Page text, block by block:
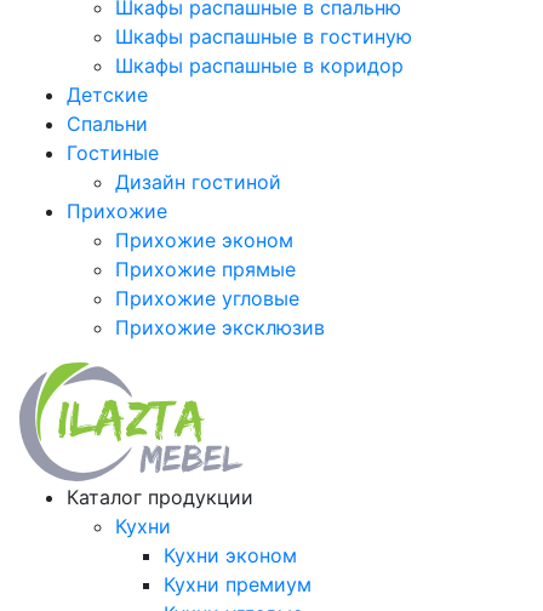
Шкафы распашные в спальню
Шкафы распашные в гостиную
Шкафы распашные в коридор
Детские
Спальни
Гостиные
Дизайн гостиной
Прихожие
Прихожие эконом
Прихожие прямые
Прихожие угловые
Прихожие эксклюзив
Каталог продукции
Кухни
Кухни эконом
Кухни премиум